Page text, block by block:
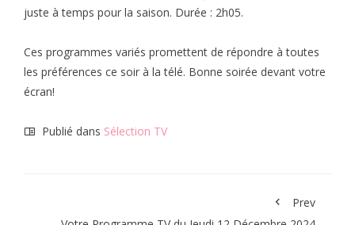
juste à temps pour la saison. Durée : 2h05.
Ces programmes variés promettent de répondre à toutes
les préférences ce soir à la télé. Bonne soirée devant votre
écran!
Publié dans Sélection TV
Prev